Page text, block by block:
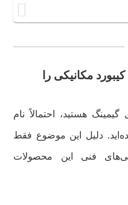
مکانیکی را
گیمینگ هستید، احتمالاً نام
دلیل این موضوع فقط
فنی این محصولات